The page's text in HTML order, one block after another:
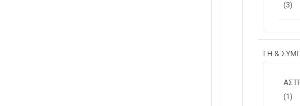
(3)
ΓΗ &
(1)